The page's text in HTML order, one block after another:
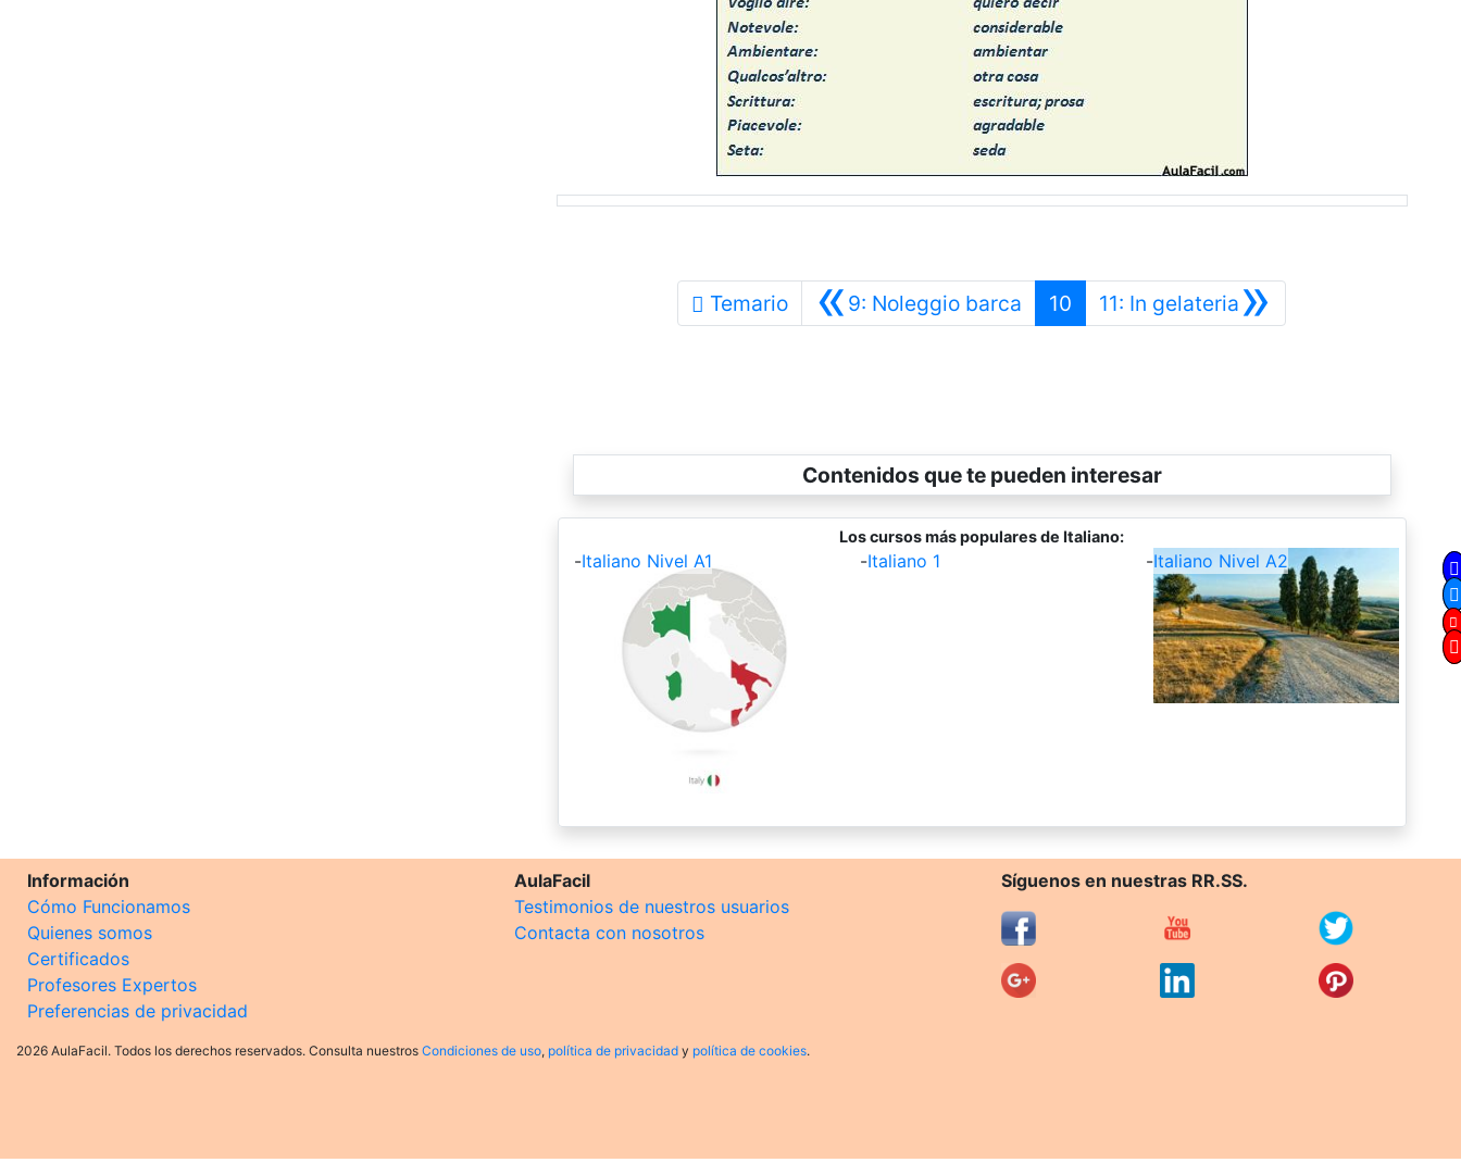
Temario «9: Noleggio barca Anterior
10 »
11: In gelateria Siguiente
Contenidos que te pueden interesar
Los cursos más populares de Italiano:
-Italiano Nivel A1 -Italiano 1 -Italiano Nivel A2
Información
Cómo Funcionamos
Quienes somos
Certificados
Profesores Expertos
Preferencias de privacidad
AulaFacil
Testimonios de nuestros usuarios
Contacta con nosotros
Síguenos en nuestras RR.SS.
2026 AulaFacil. Todos los derechos reservados. Consulta nuestros Condiciones de uso, política de privacidad y política de cookies.